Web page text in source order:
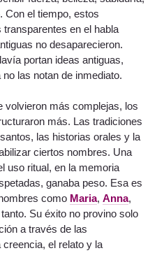
Con el tiempo, estos
en el habla
no desaparecieron.
portan ideas antiguas,
las notan de inmediato.
volvieron más complejas, los
más. Las tradiciones
las historias orales y la
ciertos nombres. Una
uso ritual, en la memoria
ganaba peso. Esa es
como Maria, Anna,
Su éxito no provino solo
a través de las
el relato y la